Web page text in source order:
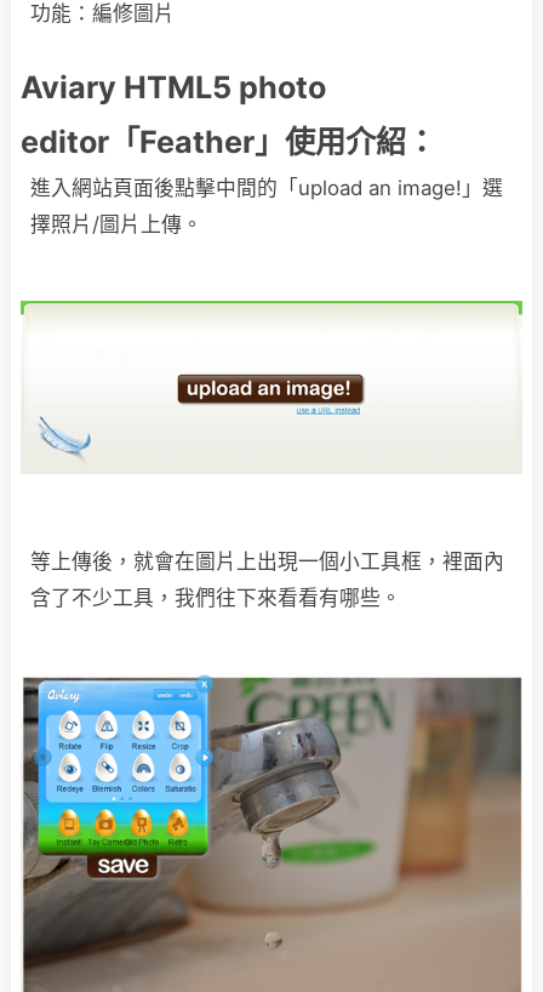
功能：編修圖片
Aviary HTML5 photo
editor「Feather」使用介紹：
進入網站頁面後點擊中間的「upload an image!」選
擇照片/圖片上傳。
等上傳後，就會在圖片上出現一個小工具框，裡面內
含了不少工具，我們往下來看看有哪些。